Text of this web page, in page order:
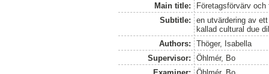
Main title:
Företagsförvärv och
Subtitle:
en utvärdering av
kallad cultural due
Authors:
Thöger, Isabella
Supervisor:
Öhlmér, Bo